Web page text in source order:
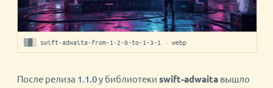
▒▓░ swift-adwaita-from-1-2-0-to-1-3-1 · webp
После релиза 1.1.0у библиотеки swift-adwaita вышло